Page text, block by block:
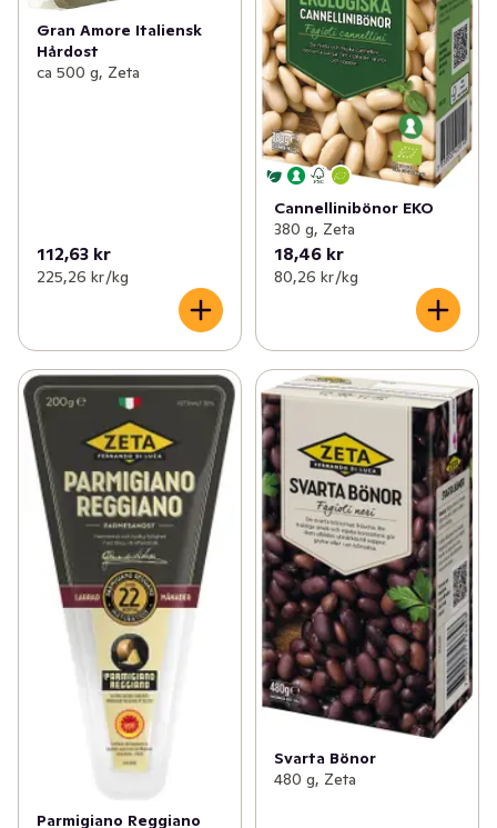
Gran Amore Italiensk
Hårdost
ca 500 g, Zeta
112,63 kr
225,26 kr /kg
Cannellinibönor EKO
380 g, Zeta
18,46 kr
80,26 kr /kg
Parmigiano Reggiano
Svarta Bönor
480 g, Zeta